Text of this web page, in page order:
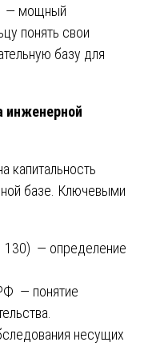
— мощный
понять свои
базу для
инженерной
капитальность
базе. Ключевыми
130) — определение
— понятие
несущих